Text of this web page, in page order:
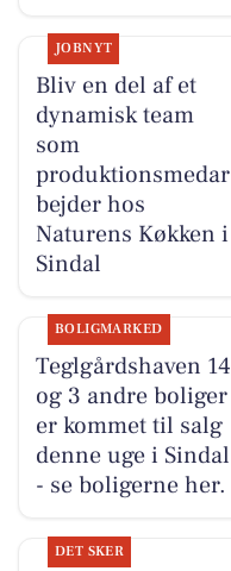
JOBNYT
Bliv en del af et
dynamisk team
som
produktionsmedar
bejder hos
Naturens Køkken i
Sindal
BOLIGMARKED
Teglgårdshaven 14
og 3 andre boliger
er kommet til salg
denne uge i Sindal
- se boligerne her.
DET SKER